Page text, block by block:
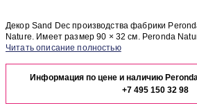
Декор Sand Dec производства фабрики
Nature. Имеет размер 90 × 32 см. Peronda
сочетается с другими элементами коллекции
Вашего помещения, закажите бесплатный
использованием элементов коллекции
Информация по цене и наличию
+7 495 150 32 98